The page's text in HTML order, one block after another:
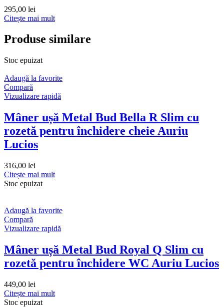
295,00 lei
Citește mai mult
Produse similare
Stoc epuizat
Adaugă la favorite
Compară
Vizualizare rapidă
Mâner ușă Metal Bud Bella R Slim cu
rozetă pentru închidere cheie Auriu
Lucios
316,00 lei
Citește mai mult
Stoc epuizat
Adaugă la favorite
Compară
Vizualizare rapidă
Mâner ușă Metal Bud Royal Q Slim cu
rozetă pentru închidere WC Auriu Lucios
449,00 lei
Citește mai mult
Stoc epuizat